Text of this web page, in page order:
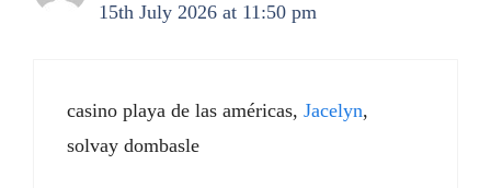
15th July 2026 at 11:50 pm
casino playa de las américas, Jacelyn,
solvay dombasle